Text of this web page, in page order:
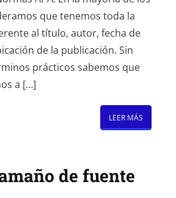
que tenemos toda la
al título, autor, fecha de
de la publicación. Sin
prácticos sabemos que
a […]
LEER MÁS
de fuente